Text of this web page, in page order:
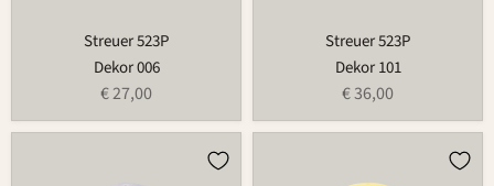
Streuer 523P
Dekor 006
€ 27,00
Streuer 523P
Dekor 101
€ 36,00